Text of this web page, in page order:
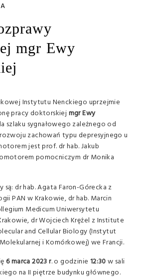
mgr Ewy
Instytutu Nenckiego uprzejmie
pracy doktorskiejmgr Ewy
szlaku sygnałowego zależnego od
zachowań typu depresyjnego u
jest prof. dr hab. Jakub
pomocniczym dr Monika
są: dr hab. Agata Faron-Górecka z
PAN w Krakowie, dr hab. Marcin
Medicum Uniwersytetu
dr Wojciech Krężel z Institute
and Cellular Biology (Instytut
i Komórkowej) we Francji.
6 marca 2023 r. o godzinie 12:30w sali
na II piętrze budynku głównego.